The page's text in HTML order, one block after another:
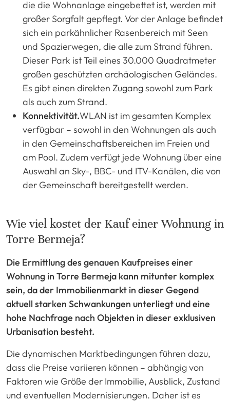
die die Wohnanlage eingebettet ist, werden mit
großer Sorgfalt gepflegt. Vor der Anlage befindet
sich ein parkähnlicher Rasenbereich mit Seen
und Spazierwegen, die alle zum Strand führen.
Dieser Park ist Teil eines 30.000 Quadratmeter
großen geschützten archäologischen Geländes.
Es gibt einen direkten Zugang sowohl zum Park
als auch zum Strand.
Konnektivität.WLAN ist im gesamten Komplex
verfügbar – sowohl in den Wohnungen als auch
in den Gemeinschaftsbereichen im Freien und
am Pool. Zudem verfügt jede Wohnung über eine
Auswahl an Sky-, BBC- und ITV-Kanälen, die von
der Gemeinschaft bereitgestellt werden.
Wie viel kostet der Kauf einer Wohnung in
Torre Bermeja?
Die Ermittlung des genauen Kaufpreises einer
Wohnung in Torre Bermeja kann mitunter komplex
sein, da der Immobilienmarkt in dieser Gegend
aktuell starken Schwankungen unterliegt und eine
hohe Nachfrage nach Objekten in dieser exklusiven
Urbanisation besteht.
Die dynamischen Marktbedingungen führen dazu,
dass die Preise variieren können – abhängig von
Faktoren wie Größe der Immobilie, Ausblick, Zustand
und eventuellen Modernisierungen. Daher ist es